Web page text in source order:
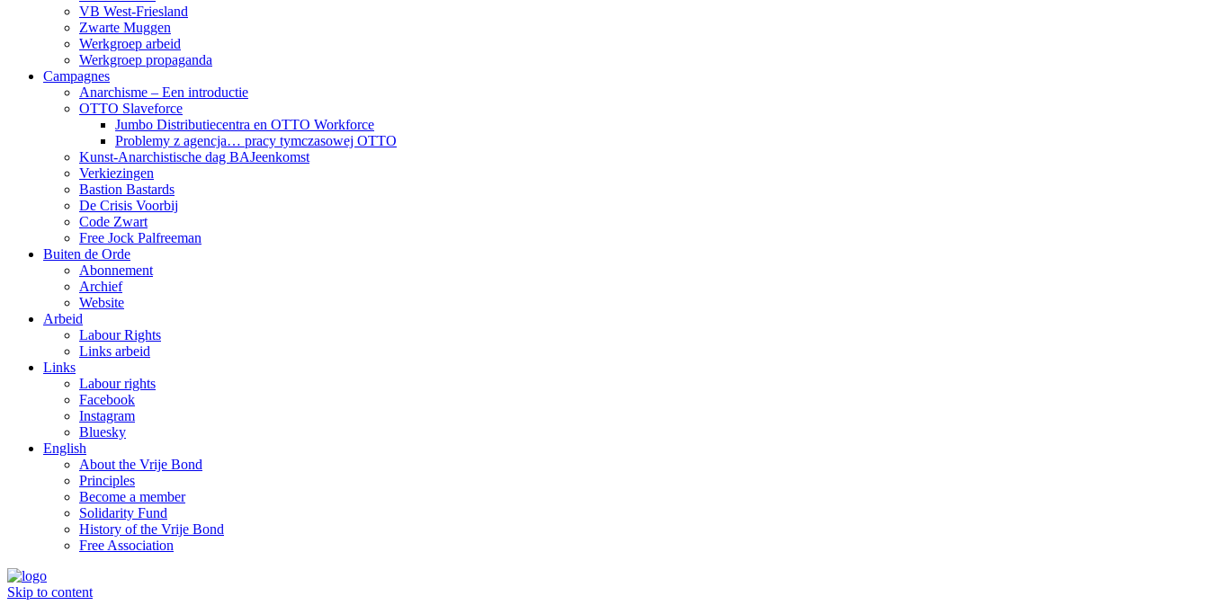
VB West-Friesland
Zwarte Muggen
Werkgroep arbeid
Werkgroep propaganda
Campagnes
Anarchisme – Een introductie
OTTO Slaveforce
Jumbo Distributiecentra en OTTO Workforce
Problemy z agencja… pracy tymczasowej OTTO
Kunst-Anarchistische dag BAJeenkomst
Verkiezingen
Bastion Bastards
De Crisis Voorbij
Code Zwart
Free Jock Palfreeman
Buiten de Orde
Abonnement
Archief
Website
Arbeid
Labour Rights
Links arbeid
Links
Labour rights
Facebook
Instagram
Bluesky
English
About the Vrije Bond
Principles
Become a member
Solidarity Fund
History of the Vrije Bond
Free Association
Skip to content